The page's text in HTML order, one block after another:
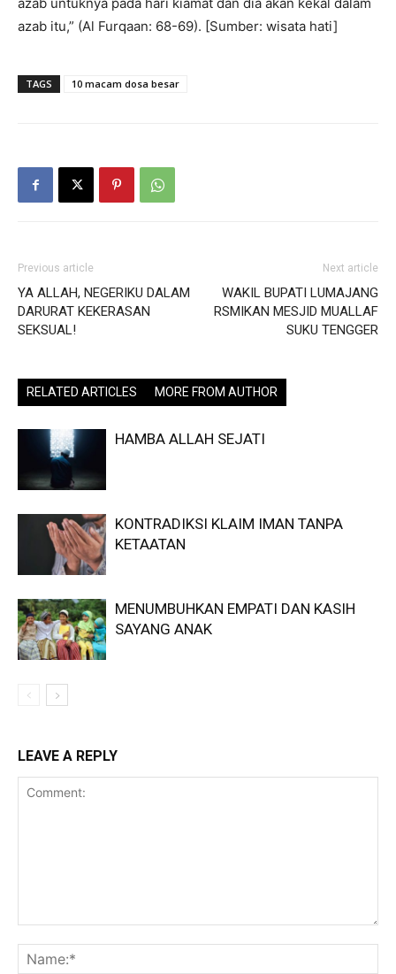
azab untuknya pada hari kiamat dan dia akan kekal dalam
azab itu,” (Al Furqaan: 68-69). [Sumber: wisata hati]
TAGS 10 macam dosa besar
Previous article
YA ALLAH, NEGERIKU DALAM
DARURAT KEKERASAN
SEKSUAL!
Next article
WAKIL BUPATI LUMAJANG
RSMIKAN MESJID MUALLAF
SUKU TENGGER
RELATED ARTICLES MORE FROM AUTHOR
HAMBA ALLAH SEJATI
KONTRADIKSI KLAIM IMAN TANPA
KETAATAN
MENUMBUHKAN EMPATI DAN KASIH
SAYANG ANAK
LEAVE A REPLY